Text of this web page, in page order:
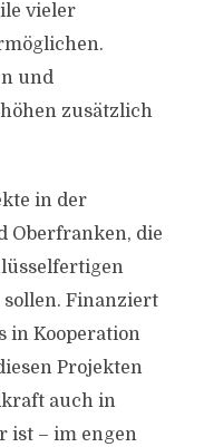
vieler
und
zusätzlich
in der
Oberfranken, die
Finanziert
in Kooperation
Projekten
auch in
ist – im engen